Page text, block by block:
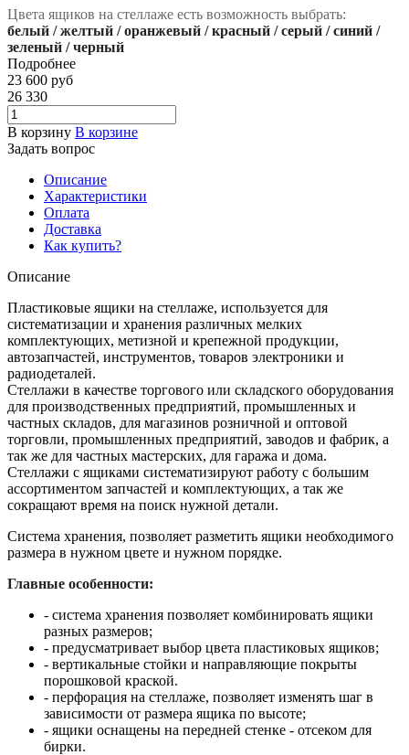
Цвета ящиков на стеллаже есть возможность выбрать:
белый / желтый / оранжевый / красный / серый / синий /
зеленый / черный
Подробнее
23 600 руб
26 330
В корзину В корзине
Задать вопрос
Описание
Характеристики
Оплата
Доставка
Как купить?
Описание
Пластиковые ящики на стеллаже, используется для
систематизации и хранения различных мелких
комплектующих, метизной и крепежной продукции,
автозапчастей, инструментов, товаров электроники и
радиодеталей.
Стеллажи в качестве торгового или складского оборудования
для производственных предприятий, промышленных и
частных складов, для магазинов розничной и оптовой
торговли, промышленных предприятий, заводов и фабрик, а
так же для частных мастерских, для гаража и дома.
Стеллажи с ящиками систематизируют работу с большим
ассортиментом запчастей и комплектующих, а так же
сокращают время на поиск нужной детали.
Система хранения, позволяет разметить ящики необходимого
размера в нужном цвете и нужном порядке.
Главные особенности:
- система хранения позволяет комбинировать ящики
разных размеров;
- предусматривает выбор цвета пластиковых ящиков;
- вертикальные стойки и направляющие покрыты
порошковой краской.
- перфорация на стеллаже, позволяет изменять шаг в
зависимости от размера ящика по высоте;
- ящики оснащены на передней стенке - отсеком для
бирки.